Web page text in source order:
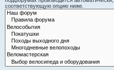
соответствующую опцию ниже.